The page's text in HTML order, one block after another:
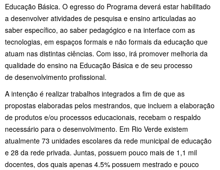
Educação Básica. O egresso do Programa deverá estar habilitado
a desenvolver atividades de pesquisa e ensino articuladas ao
saber específico, ao saber pedagógico e na interface com as
tecnologias, em espaços formais e não formais da educação que
atuam nas distintas ciências. Com isso, irá promover melhoria da
qualidade do ensino na Educação Básica e de seu processo
de desenvolvimento profissional.
A intenção é realizar trabalhos integrados a fim de que as
propostas elaboradas pelos mestrandos, que incluem a elaboração
de produtos e/ou processos educacionais, recebam o respaldo
necessário para o desenvolvimento. Em Rio Verde existem
atualmente 73 unidades escolares da rede municipal de educação
e 28 da rede privada. Juntas, possuem pouco mais de 1,1 mil
docentes, dos quais apenas 4.5% possuem mestrado e pouco